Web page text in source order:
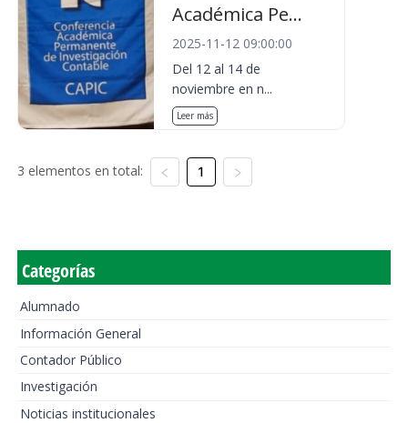
Académica Pe...
2025-11-12 09:00:00
Del 12 al 14 de
noviembre en n...
Leer más
3 elementos en total: 1
Categorías
Alumnado
Información General
Contador Público
Investigación
Noticias institucionales